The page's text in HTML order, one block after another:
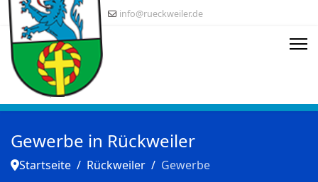
info@rueckweiler.de
Gewerbe in Rückweiler
Startseite Rückweiler Gewerbe